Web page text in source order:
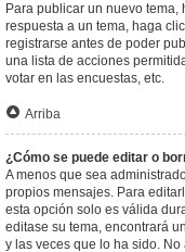
Para publicar un nuevo
respuesta a un tema, haga
registrarse antes de poder
una lista de acciones
votar en las encuestas, etc.
Arriba
¿Cómo se puede editar o
A menos que sea
propios mensajes. Para
esta opción solo es válida
editase su tema, encontrará
y las veces que lo ha sido.